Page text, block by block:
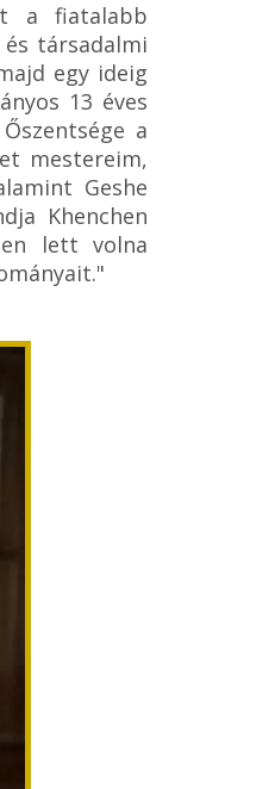
a fiatalabb
társadalmi
egy ideig
13 éves
a
mestereim,
Geshe
Khenchen
lett volna